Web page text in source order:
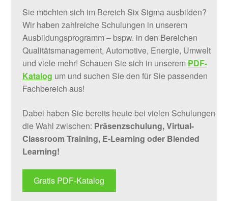
Sie möchten sich im Bereich Six Sigma ausbilden?
Wir haben zahlreiche Schulungen in unserem
Ausbildungsprogramm – bspw. in den Bereichen
Qualitätsmanagement, Automotive, Energie, Umwelt
und viele mehr! Schauen Sie sich in unserem PDF-
Katalog um und suchen Sie den für Sie passenden
Fachbereich aus!
Dabei haben Sie bereits heute bei vielen Schulungen
die Wahl zwischen: Präsenzschulung, Virtual-
Classroom Training, E-Learning oder Blended
Learning!
Gratis PDF-Katalog